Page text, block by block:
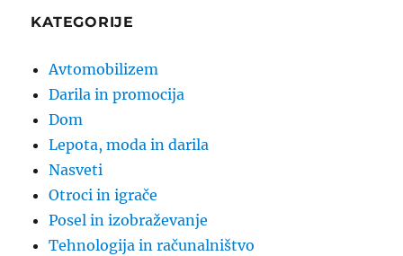
KATEGORIJE
Avtomobilizem
Darila in promocija
Dom
Lepota, moda in darila
Nasveti
Otroci in igrače
Posel in izobraževanje
Tehnologija in računalništvo